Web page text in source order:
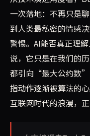
一次落地：不再只是
到人类最私密的情感
警惕。AI能否真正理
说，它只是在我们的
都引向“最大公约数”
指动作逐渐被算法的
互联网时代的浪漫，